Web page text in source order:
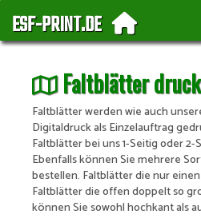
ESF-PRINT.DE
Faltblätter
Faltblätter werden wie auch
Digitaldruck als Einzelauftrag
Faltblätter bei uns 1-Seitig oder 2-
Ebenfalls können Sie mehrere
bestellen. Faltblätter die nur
Faltblätter die offen doppelt so
können Sie sowohl hochkant als